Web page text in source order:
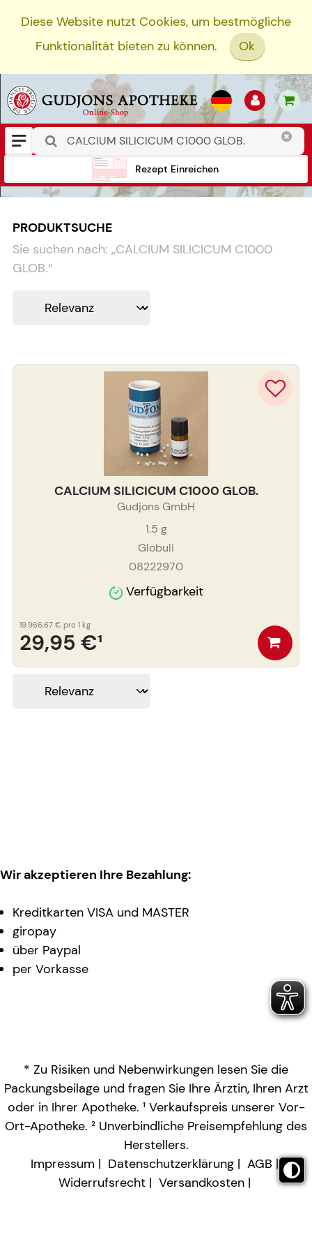
Diese Website nutzt Cookies, um bestmögliche
Funktionalität bieten zu können.
Ok
Rezept Einreichen
PRODUKTSUCHE
Sie suchen nach: „CALCIUM SILICICUM C1000
GLOB.“
CALCIUM SILICICUM C1000 GLOB.
Gudjons GmbH
1.5 g
Globuli
08222970
Verfügbarkeit
29,95 €¹
19.966,67 € pro 1 kg
Wir akzeptieren Ihre Bezahlung:
Kreditkarten VISA und MASTER
giropay
über Paypal
per Vorkasse
* Zu Risiken und Nebenwirkungen lesen Sie die
Packungsbeilage und fragen Sie Ihre Ärztin, Ihren Arzt
oder in Ihrer Apotheke. ¹ Verkaufspreis unserer Vor-
Ort-Apotheke. ² Unverbindliche Preisempfehlung des
Herstellers.
Impressum
Datenschutzerklärung
AGB
Widerrufsrecht
Versandkosten